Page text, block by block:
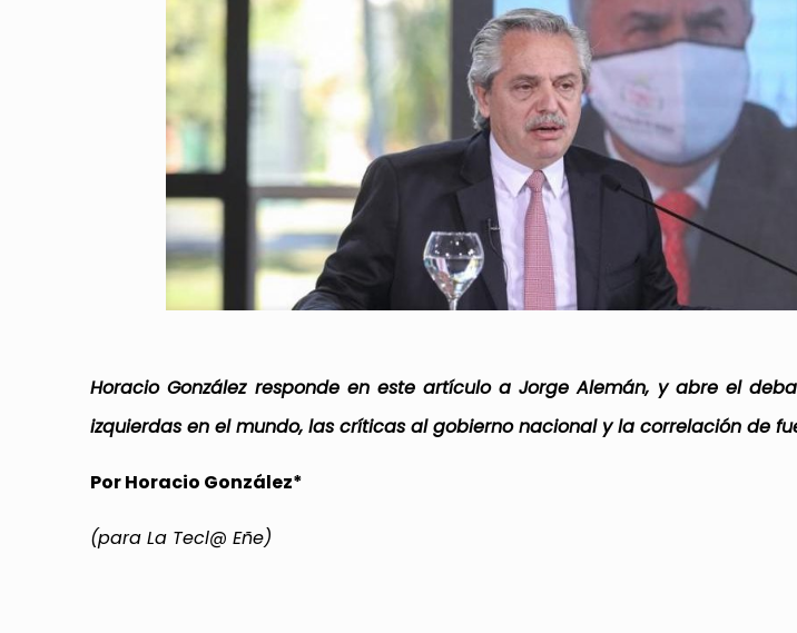
Horacio González responde en este artículo a Jorge Alemán, y abre el
izquierdas en el mundo, las críticas al gobierno nacional y la correlación de
Por Horacio González*
(para La Tecl@ Eñe)